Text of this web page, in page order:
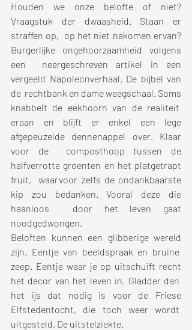
Houden we onze belofte of niet?
Vraagstuk der dwaasheid. Staan er
straffen op,  op het niet nakomen ervan?
Burgerlijke ongehoorzaamheid volgens
een  neergeschreven artikel in een
vergeeld Napoleonverhaal. De bijbel van
de  rechtbank en dame weegschaal. Soms
knabbelt de eekhoorn van de realiteit
eraan en blijft er enkel een lege
afgepeuzelde dennenappel over. Klaar
voor de  composthoop tussen de
halfverrotte groenten en het platgetrapt
fruit,  waarvoor zelfs de ondankbaarste
kip zou bedanken. Vooral deze die
haanloos  door het leven gaat
noodgedwongen.
Beloften kunnen een glibberige wereld
zijn. Eentje van beeldspraak en bruine
zeep. Eentje waar je op uitschuift recht
het decor van het leven in. Gladder dan
het ijs dat nodig is voor de Friese
Elfstedentocht, die toch weer wordt
uitgesteld. De uitstelziekte.